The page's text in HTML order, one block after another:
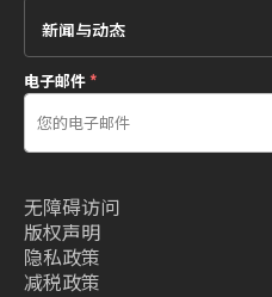
电子邮件*
无障碍访问
版权声明
隐私政策
减税政策